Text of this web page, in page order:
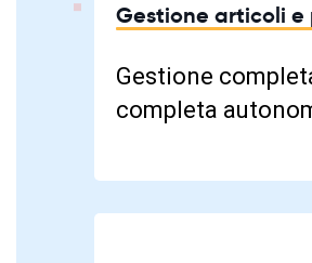
Gestione articoli e
Gestione
completa